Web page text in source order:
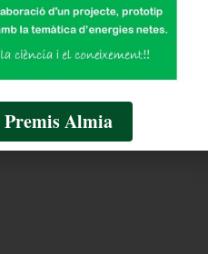
projecte:
PISTONS.
al kart elèctric
Almia